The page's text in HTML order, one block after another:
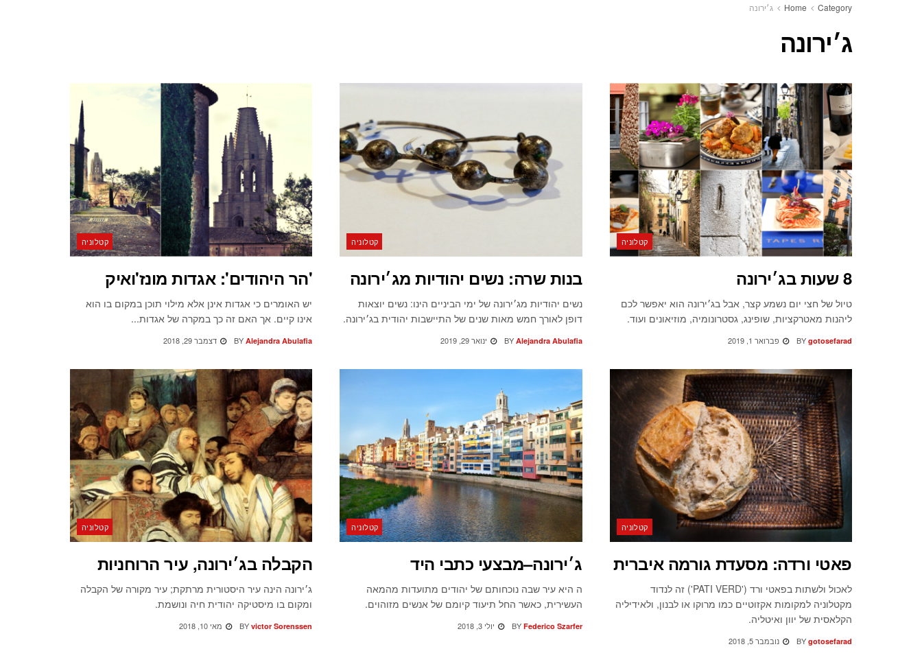
Home Category ג׳ירונה
ג׳ירונה
קטלוניה
8 שעות בג׳ירונה
טיול של חצי יום נשמע קצר, אבל בג׳ירונה הוא יאפשר לכם
ליהנות מאטרקציות, שופינג, גסטרונומיה, מוזיאונים ועוד.
BY gotosefarad פברואר 1, 2019
קטלוניה
בנות שרה: נשים יהודיות מג׳ירונה
נשים יהודיות מג׳ירונה של ימי הביניים הינו: נשים יוצאות
דופן לאורך חמש מאות שנים של התיישבות יהודית בג׳ירונה.
BY Alejandra Abulafia ינואר 29, 2019
קטלוניה
'הר היהודים': אגדות מונז'ואיק
יש האומרים כי אגדות אינן אלא מילוי תוכן במקום בו הוא
אינו קיים. אך האם זה כך במקרה של אגדות...
BY Alejandra Abulafia דצמבר 29, 2018
קטלוניה
פאטי ורדה: מסעדת גורמה איברית
לאכול ולשתות בפאטי ורד ('PATI VERD') זה לנדוד
מקטלוניה למקומות אקזוטיים כמו מרוקו או לבנון, ולאידיליה
הקלאסית של יוון ואיטליה.
BY gotosefarad נובמבר 5, 2018
קטלוניה
ג׳ירונה–מבצעי כתבי היד
ה היא עיר שבה נוכחותם של יהודים מתועדות מהמאה
העשירית, כאשר החל תיעוד קיומם של אנשים מזוהוים.
BY Federico Szarfer יולי 3, 2018
קטלוניה
הקבלה בג׳ירונה, עיר הרוחניות
ג׳ירונה הינה עיר היסטורית מרתקת; עיר מקורה של הקבלה
ומקום בו מיסטיקה יהודית חיה ונושמת.
BY victor Sorenssen מאי 10, 2018